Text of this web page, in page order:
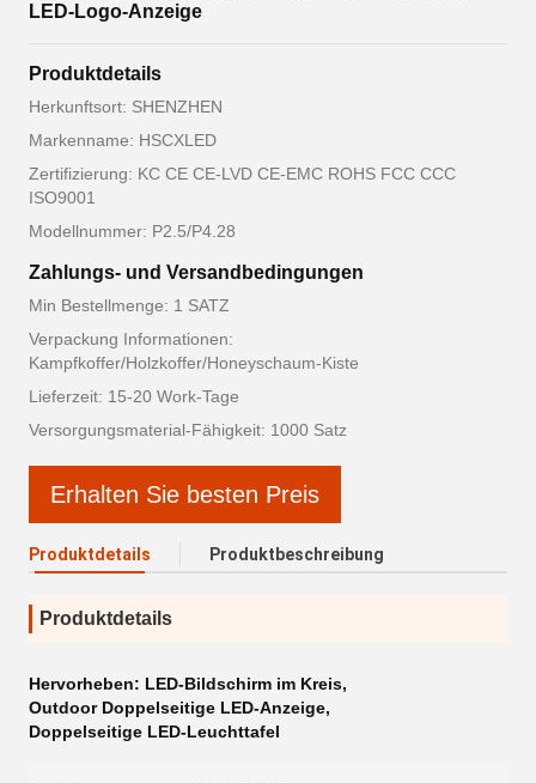
LED-Logo-Anzeige
Produktdetails
Herkunftsort: SHENZHEN
Markenname: HSCXLED
Zertifizierung: KC CE CE-LVD CE-EMC ROHS FCC CCC
ISO9001
Modellnummer: P2.5/P4.28
Zahlungs- und Versandbedingungen
Min Bestellmenge: 1 SATZ
Verpackung Informationen:
Kampfkoffer/Holzkoffer/Honeyschaum-Kiste
Lieferzeit: 15-20 Work-Tage
Versorgungsmaterial-Fähigkeit: 1000 Satz
Erhalten Sie besten Preis
Produktdetails Produktbeschreibung
Produktdetails
Hervorheben: LED-Bildschirm im Kreis,
Outdoor Doppelseitige LED-Anzeige,
Doppelseitige LED-Leuchttafel